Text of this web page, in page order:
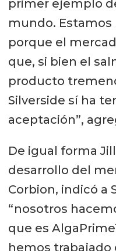
primer ejemplo
mundo.
porque el
que, si bien el
producto
Silverside sí ha
aceptación”,
De igual forma
desarrollo del
Corbion, indicó a
“nosotros
que es
hemos trabajado